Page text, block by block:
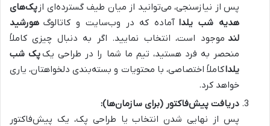
پس از نیازسنجی، می‌توانید از میان طیف گسترده‌ای از پک‌های
هدیه شب یلدا آماده که در وب‌سایت و کاتالوگ هورشید
لند موجود است، انتخاب نمایید. اگر به دنبال چیزی کاملاً
منحصر به فرد هستید، تیم ما شما را در طراحی یک پک شب
یلداکاملاً اختصاصی، با محتویات و بسته‌بندی دلخواهتان، یاری
خواهد کرد.
دریافت پیش‌فاکتور (برای سازمان‌ها):
پس از نهایی شدن انتخاب یا طراحی پک، یک پیش‌فاکتور